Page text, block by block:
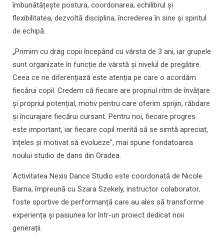
îmbunătățește postura, coordonarea, echilibrul și
flexibilitatea, dezvoltă disciplina, încrederea în sine și spiritul
de echipă.
„Primim cu drag copii începând cu vârsta de 3 ani, iar grupele
sunt organizate în funcție de vârstă și nivelul de pregătire.
Ceea ce ne diferențiază este atenția pe care o acordăm
fiecărui copil. Credem că fiecare are propriul ritm de învățare
și propriul potențial, motiv pentru care oferim sprijin, răbdare
și încurajare fiecărui cursant. Pentru noi, fiecare progres
este important, iar fiecare copil merită să se simtă apreciat,
înțeles și motivat să evolueze”, mai spune fondatoarea
noului studio de dans din Oradea.
Activitatea Nexis Dance Studio este coordonată de Nicole
Barna, împreună cu Szara Szekely, instructor colaborator,
foste sportive de performanță care au ales să transforme
experiența și pasiunea lor într-un proiect dedicat noii
generații.